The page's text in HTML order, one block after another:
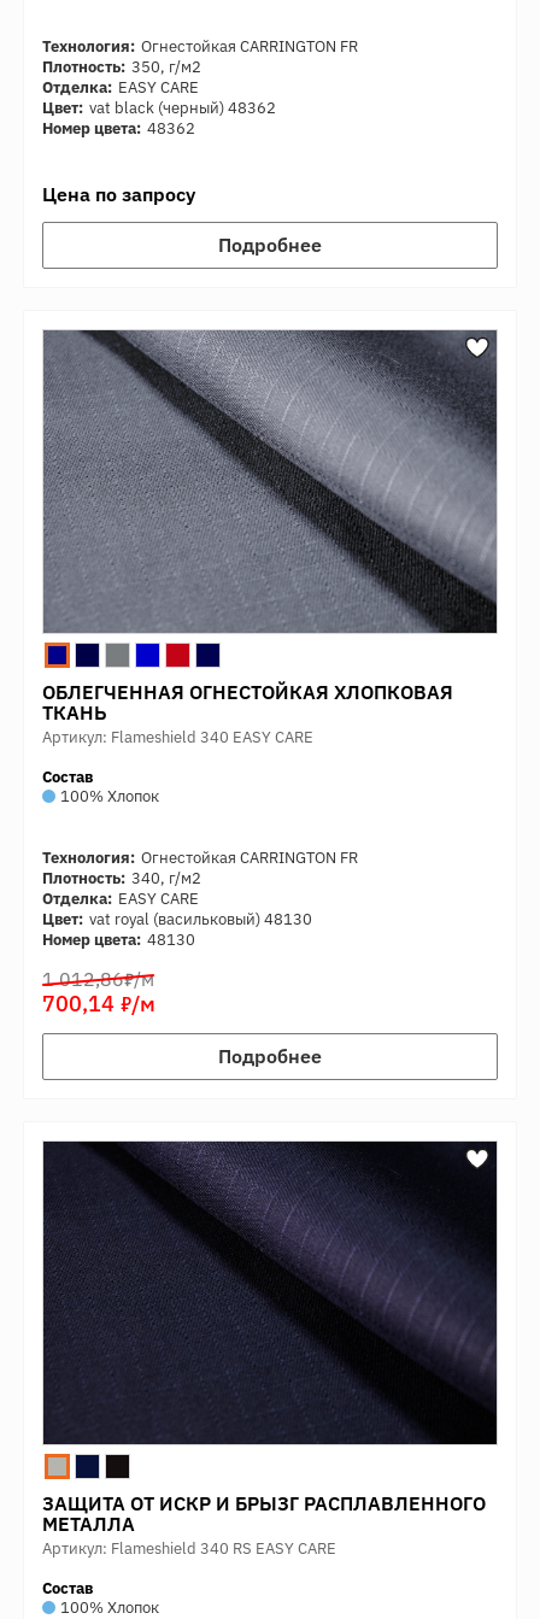
Технология: Огнестойкая CARRINGTON FR
Плотность: 350, г/м2
Отделка: EASY CARE
Цвет: vat black (черный) 48362
Номер цвета: 48362
Цена по запросу
Подробнее
ОБЛЕГЧЕННАЯ ОГНЕСТОЙКАЯ ХЛОПКОВАЯ
ТКАНЬ
Артикул: Flameshield 340 EASY CARE
Состав
100% Хлопок
Технология: Огнестойкая CARRINGTON FR
Плотность: 340, г/м2
Отделка: EASY CARE
Цвет: vat royal (васильковый) 48130
Номер цвета: 48130
700,14 7/м
1 012,867/м
Подробнее
ЗАЩИТА ОТ ИСКР И БРЫЗГ РАСПЛАВЛЕННОГО
МЕТАЛЛА
Артикул: Flameshield 340 RS EASY CARE
Состав
100% Хлопок